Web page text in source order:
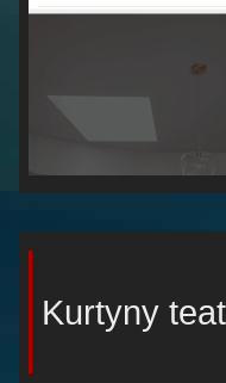
Kurtyny